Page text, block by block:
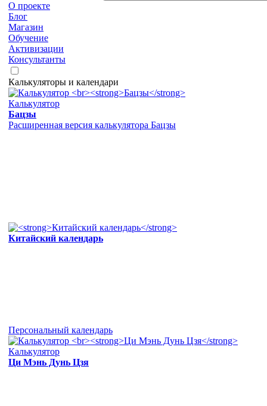
О проекте
Блог
Магазин
Обучение
Активизации
Консультанты
Калькуляторы и календари
Калькулятор
Бацзы
Расширенная версия калькулятора Бацзы
Китайский календарь
Персональный календарь
Калькулятор
Ци Мэнь Дунь Цзя